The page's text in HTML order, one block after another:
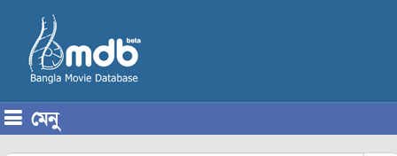
মেনু